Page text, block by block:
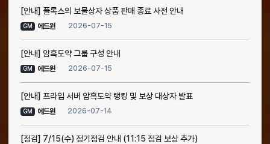
[안내] 플록스의 보물상자 상품 판매 종료 사전 안내
GM 에드윈 2026-07-15
[안내] 암흑도약 그룹 구성 안내
GM 에드윈 2026-07-15
[안내] 프라임 서버 암흑도약 랭킹 및 보상 대상자 발표
GM 에드윈 2026-07-14
[점검] 7/15(수) 정기점검 안내 (11:15 점검 보상 추가)